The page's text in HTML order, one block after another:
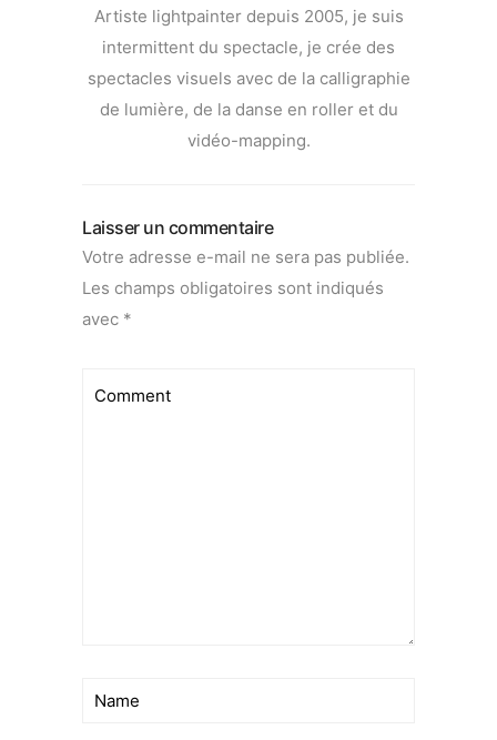
Artiste lightpainter depuis 2005, je suis
intermittent du spectacle, je crée des
spectacles visuels avec de la calligraphie
de lumière, de la danse en roller et du
vidéo-mapping.
Laisser un commentaire
Votre adresse e-mail ne sera pas publiée.
Les champs obligatoires sont indiqués
avec *